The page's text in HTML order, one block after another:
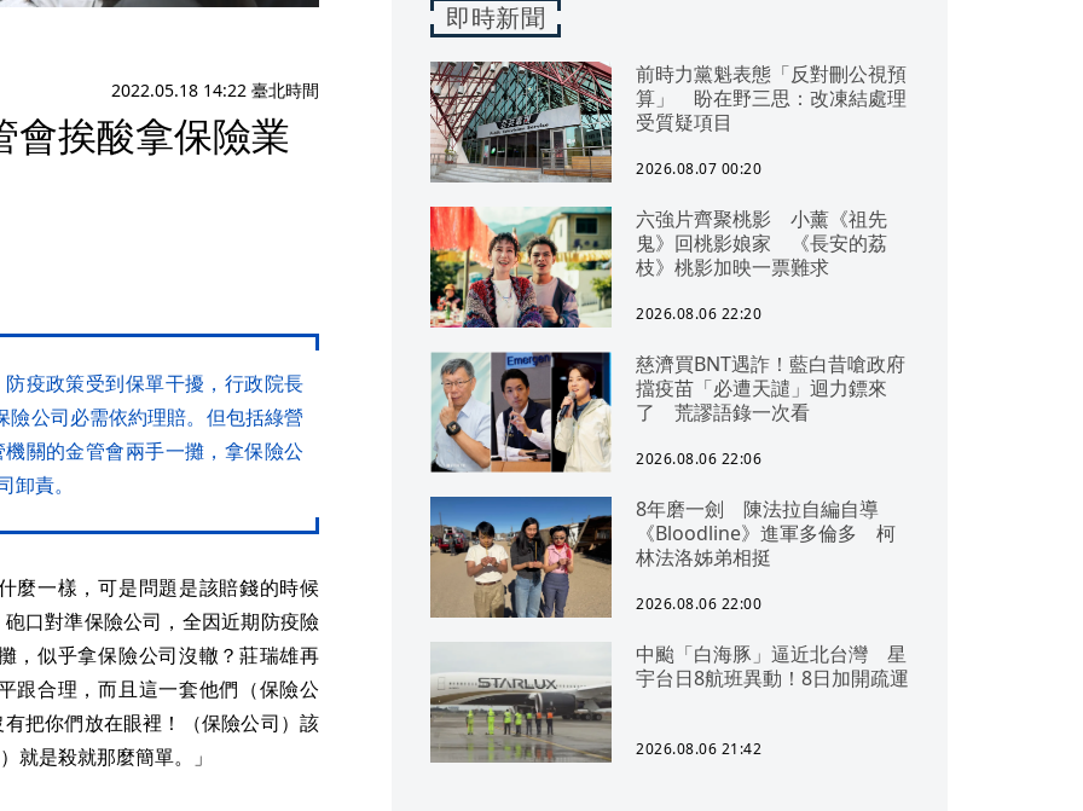
2022.05.18 14:22 臺北時間
挨酸拿保險業
疫政策受到保單干擾，行政院長
險公司必需依約理賠。但包括綠營
關的金管會兩手一攤，拿保險公
責。
麼一樣，可是問題是該賠錢的時候
口對準保險公司，全因近期防疫險
，似乎拿保險公司沒轍？莊瑞雄再
跟合理，而且這一套他們（保險公
把你們放在眼裡！（保險公司）該
就是殺就那麼簡單。」
即時新聞
前時力黨魁表態「反對刪公視預
算」 盼在野三思：改凍結處理
受質疑項目
2026.08.07 00:20
六強片齊聚桃影 小薰《祖先
鬼》回桃影娘家 《長安的荔
枝》桃影加映一票難求
2026.08.06 22:20
慈濟買BNT遇詐！藍白昔嗆政府
擋疫苗「必遭天譴」迴力鏢來
了 荒謬語錄一次看
2026.08.06 22:06
8年磨一劍 陳法拉自編自導
《Bloodline》進軍多倫多 柯
林法洛姊弟相挺
2026.08.06 22:00
中颱「白海豚」逼近北台灣 星
宇台日8航班異動！8日加開疏運
2026.08.06 21:42